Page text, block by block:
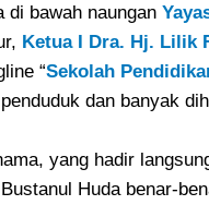
di bawah naungan
Ketua I Dra. Hj. Lilik
“Sekolah
dan banyak
yang hadir
Huda benar-